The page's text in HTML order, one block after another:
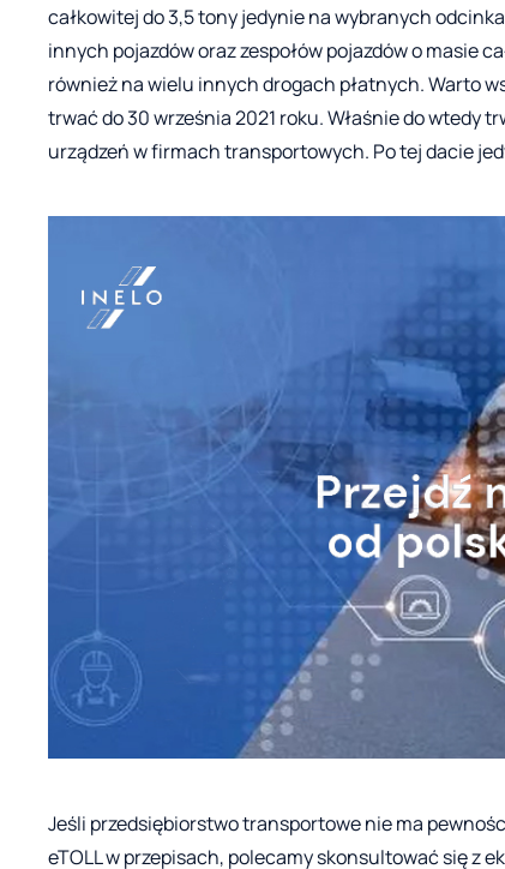
całkowitej do 3,5 tony jedynie na wybranych
innych pojazdów oraz zespołów pojazdów o masie
również na wielu innych drogach płatnych. Warto
trwać do 30 września 2021 roku. Właśnie do wtedy
urządzeń w firmach transportowych. Po tej dacie
Jeśli przedsiębiorstwo transportowe nie ma
eTOLL w przepisach, polecamy skonsultować się z